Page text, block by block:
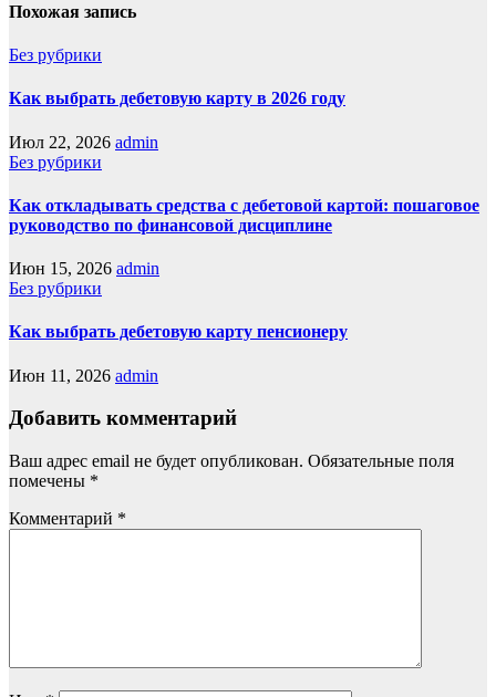
Похожая запись
Без рубрики
Как выбрать дебетовую карту в 2026 году
Июл 22, 2026 admin
Без рубрики
Как откладывать средства с дебетовой картой: пошаговое
руководство по финансовой дисциплине
Июн 15, 2026 admin
Без рубрики
Как выбрать дебетовую карту пенсионеру
Июн 11, 2026 admin
Добавить комментарий
Ваш адрес email не будет опубликован. Обязательные поля
помечены *
Комментарий *